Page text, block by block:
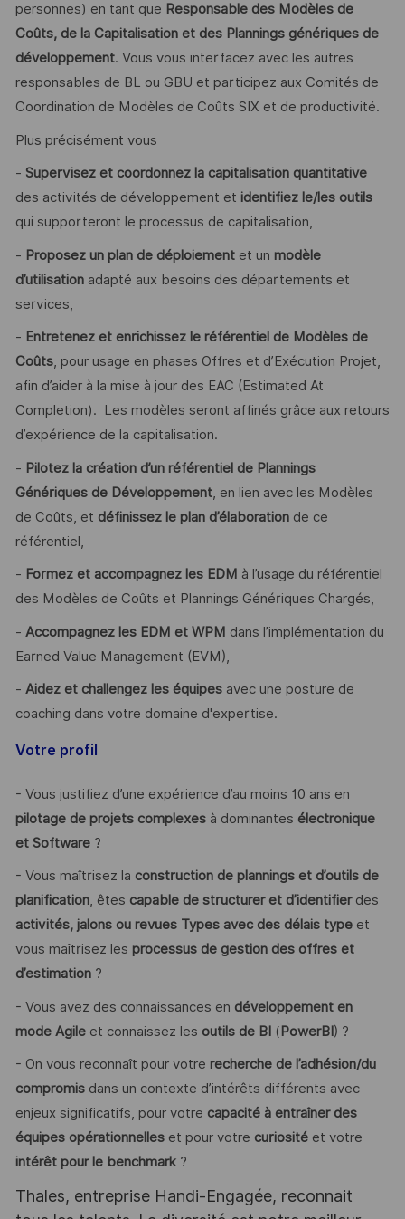
personnes) en tant que Responsable des Modèles de
Coûts, de la Capitalisation et des Plannings génériques de
développement. Vous vous interfacez avec les autres
responsables de BL ou GBU et participez aux Comités de
Coordination de Modèles de Coûts SIX et de productivité.
Plus précisément vous
- Supervisez et coordonnez la capitalisation quantitative
des activités de développement et identifiez le/les outils
qui supporteront le processus de capitalisation,
- Proposez un plan de déploiementet un modèle
d’utilisationadapté aux besoins des départements et
services,
- Entretenez et enrichissez le référentiel de Modèles de
Coûts, pour usage en phases Offres et d’Exécution Projet,
afin d’aider à la mise à jour des EAC (Estimated At
Completion). Les modèles seront affinés grâce aux retours
d’expérience de la capitalisation.
- Pilotez la création d’un référentiel de Plannings
Génériques de Développement, en lien avec les Modèles
de Coûts, et définissez le plan d’élaborationde ce
référentiel,
- Formez et accompagnez les EDM à l’usage du référentiel
des Modèles de Coûts et Plannings Génériques Chargés,
- Accompagnez les EDM et WPM dans l’implémentation du
Earned Value Management (EVM),
- Aidez et challengez les équipesavec une posture de
coaching dans votre domaine d'expertise.
Votre profil
- Vous justifiez d’une expérience d’au moins 10 ans en
pilotage de projets complexesà dominantes électronique
et Software?
- Vous maîtrisez la construction de plannings et d’outils de
planification, êtes capable de structurer et d’identifierdes
activités, jalons ou revues Types avec des délais typeet
vous maîtrisez les processus de gestion des offres et
d’estimation?
- Vous avez des connaissances en développement en
mode Agileet connaissez les outils de BI(PowerBI) ?
- On vous reconnaît pour votre recherche de l’adhésion/du
compromisdans un contexte d’intérêts différents avec
enjeux significatifs, pour votre capacité à entraîner des
équipes opérationnelleset pour votre curiositéet votre
intérêt pour le benchmark?
Thales, entreprise Handi-Engagée, reconnait